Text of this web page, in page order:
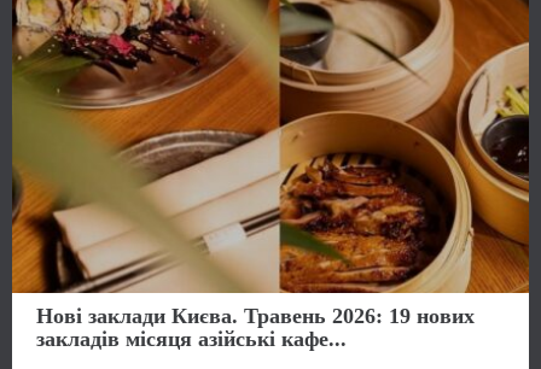
Нові заклади Києва. Травень 2026: 19 нових
закладів місяця азійські кафе...